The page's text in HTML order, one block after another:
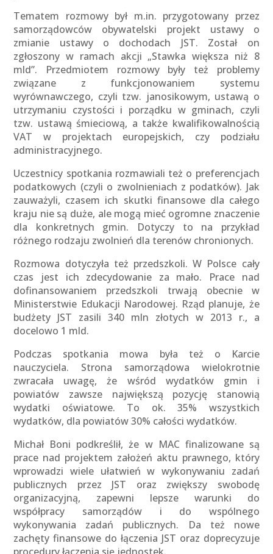
Tematem rozmowy był m.in. przygotowany przez
samorządowców obywatelski projekt ustawy o
zmianie ustawy o dochodach JST. Został on
zgłoszony w ramach akcji „Stawka większa niż 8
mld”. Przedmiotem rozmowy były też problemy
związane z funkcjonowaniem systemu
wyrównawczego, czyli tzw. janosikowym, ustawą o
utrzymaniu czystości i porządku w gminach, czyli
tzw. ustawą śmieciową, a także kwalifikowalnością
VAT w projektach europejskich, czy podziału
administracyjnego.
Uczestnicy spotkania rozmawiali też o preferencjach
podatkowych (czyli o zwolnieniach z podatków). Jak
zauważyli, czasem ich skutki finansowe dla całego
kraju nie są duże, ale mogą mieć ogromne znaczenie
dla konkretnych gmin. Dotyczy to na przykład
różnego rodzaju zwolnień dla terenów chronionych.
Rozmowa dotyczyła też przedszkoli. W Polsce cały
czas jest ich zdecydowanie za mało. Prace nad
dofinansowaniem przedszkoli trwają obecnie w
Ministerstwie Edukacji Narodowej. Rząd planuje, że
budżety JST zasili 340 mln złotych w 2013 r., a
docelowo 1 mld.
Podczas spotkania mowa była też o Karcie
nauczyciela. Strona samorządowa wielokrotnie
zwracała uwagę, że wśród wydatków gmin i
powiatów zawsze największą pozycję stanowią
wydatki oświatowe. To ok. 35% wszystkich
wydatków, dla powiatów 30% całości wydatków.
Michał Boni podkreślił, że w MAC finalizowane są
prace nad projektem założeń aktu prawnego, który
wprowadzi wiele ułatwień w wykonywaniu zadań
publicznych przez JST oraz zwiększy swobodę
organizacyjną, zapewni lepsze warunki do
współpracy samorządów i do wspólnego
wykonywania zadań publicznych. Da też nowe
zachęty finansowe do łączenia JST oraz doprecyzuje